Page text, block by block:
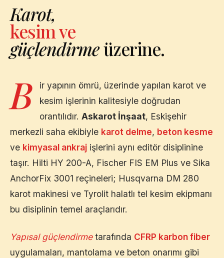
Karot,
kesim ve
güçlendirmeüzerine.
B
ir yapının ömrü, üzerinde yapılan karot ve
kesim işlerinin kalitesiyle doğrudan
orantılıdır. Askarot İnşaat, Eskişehir
merkezli saha ekibiyle karot delme, beton kesme
ve kimyasal ankraj işlerini aynı editör disiplinine
taşır. Hilti HY 200-A, Fischer FIS EM Plus ve Sika
AnchorFix 3001 reçineleri; Husqvarna DM 280
karot makinesi ve Tyrolit halatlı tel kesim ekipmanı
bu disiplinin temel araçlarıdır.
Yapısal güçlendirmetarafında CFRP karbon fiber
uygulamaları, mantolama ve beton onarımı gibi